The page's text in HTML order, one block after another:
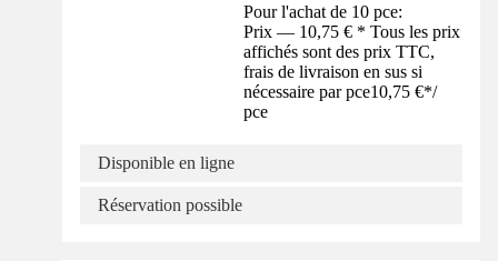
Pour l'achat de 10 pce:
Prix — 10,75 € * Tous les prix
affichés sont des prix TTC,
frais de livraison en sus si
nécessaire par pce10,75 €*/
pce
Disponible en ligne
Réservation possible